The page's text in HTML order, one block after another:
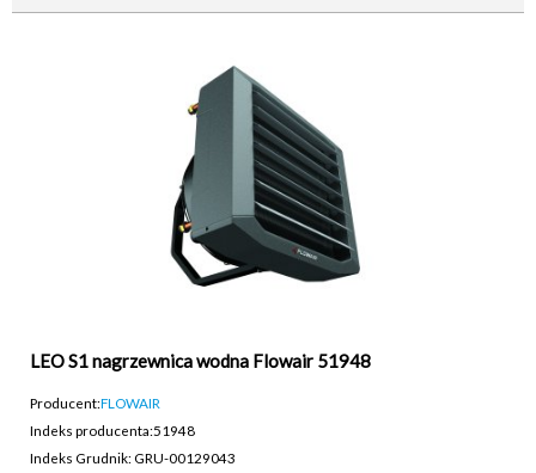
LEO S1 nagrzewnica wodna Flowair 51948
Producent:FLOWAIR
Indeks producenta:51948
Indeks Grudnik: GRU-00129043